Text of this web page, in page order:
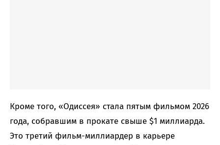
Кроме того, «Одиссея» стала пятым фильмом 2026
года, собравшим в прокате свыше $1 миллиарда.
Это третий фильм-миллиардер в карьере